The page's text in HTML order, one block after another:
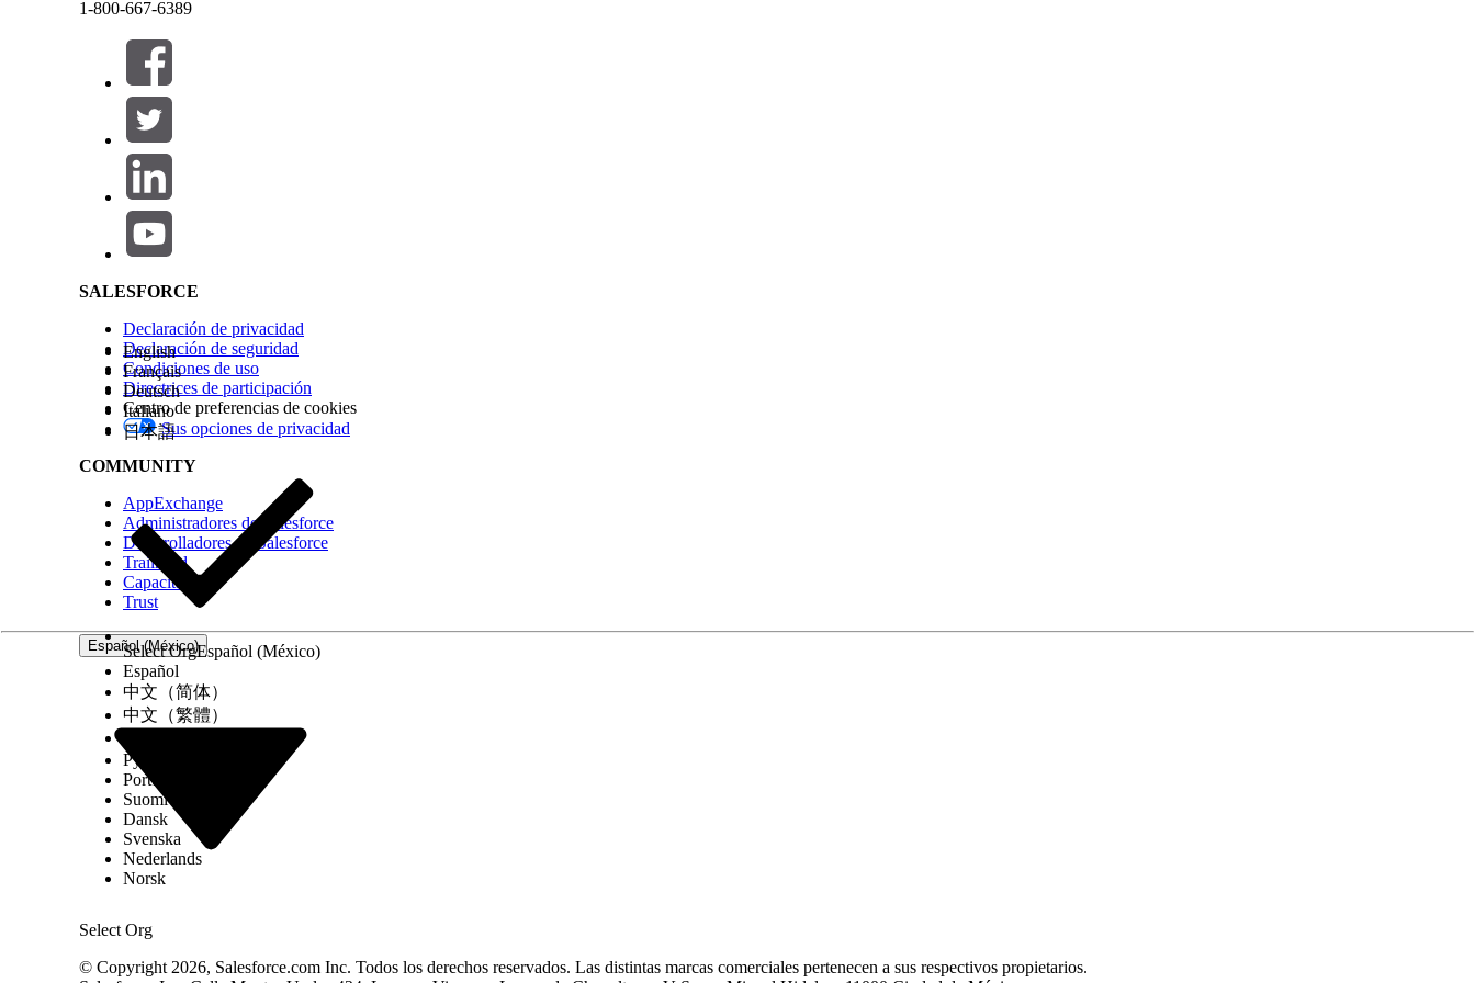
1-800-667-6389
SALESFORCE
Declaración de privacidad
Declaración de seguridad
Condiciones de uso
Directrices de participación
Centro de preferencias de cookies
Sus opciones de privacidad
COMMUNITY
AppExchange
Administradores de Salesforce
Desarrolladores de Salesforce
Trailhead
Capacitación
Trust
Español (México)
Select Org
English
Français
Deutsch
Italiano
日本語
Select OrgEspañol (México)
Español
中文（简体）
中文（繁體）
Русский
Português (Brasil)
Suomi
Dansk
Svenska
Nederlands
Norsk
© Copyright 2026, Salesforce.com Inc. Todos los derechos reservados. Las distintas marcas comerciales pertenecen a sus respectivos propietarios.
Salesforce Help | Article